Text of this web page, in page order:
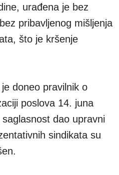
urađena je bez
pribavljenog mišljenja
što je kršenje
doneo pravilnik o
poslova 14. juna
dao upravni
sindikata su